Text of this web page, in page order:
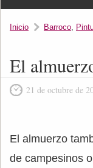
Inicio Barroco,
El
21 de octubre de
El almuerzo
de campesinos